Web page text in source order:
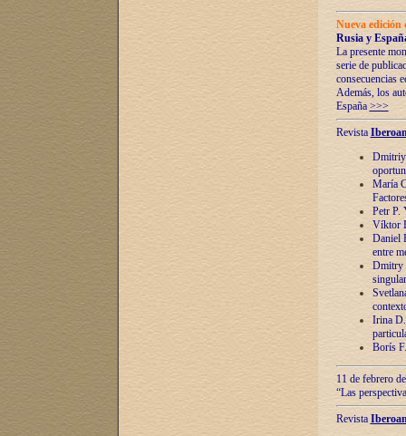
Nueva
Rusia y
La presente
serie de
consecuencias
Además, los
España >>>
Revista
Dmitriy
María
Petr P.
Víktor
Daniel
entre
Dmitry
Irina
Borís
11 de febrero
“Las
Revista